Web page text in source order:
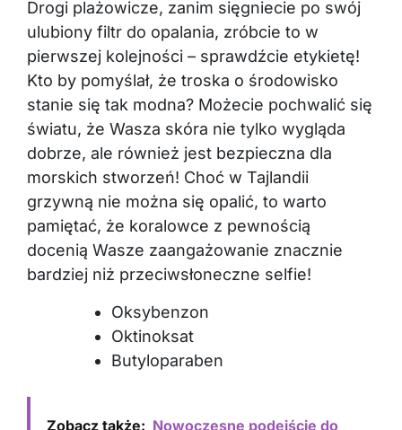
Drogi plażowicze, zanim sięgniecie po swój
ulubiony filtr do opalania, zróbcie to w
pierwszej kolejności – sprawdźcie etykietę!
Kto by pomyślał, że troska o środowisko
stanie się tak modna? Możecie pochwalić się
światu, że Wasza skóra nie tylko wygląda
dobrze, ale również jest bezpieczna dla
morskich stworzeń! Choć w Tajlandii
grzywną nie można się opalić, to warto
pamiętać, że koralowce z pewnością
docenią Wasze zaangażowanie znacznie
bardziej niż przeciwsłoneczne selfie!
Oksybenzon
Oktinoksat
Butyloparaben
Zobacz także: Nowoczesne podejście do